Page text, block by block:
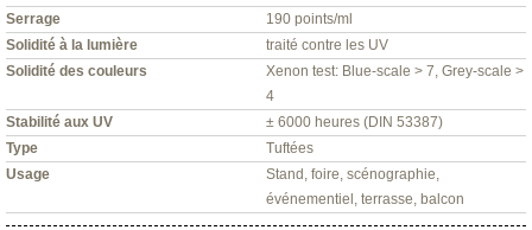
Serrage
190 points/ml
Solidité à la lumière
traité contre les UV
Solidité des couleurs
Xenon test: Blue-scale > 7, Grey-scale >
4
Stabilité aux UV
± 6000 heures (DIN 53387)
Type
Tuftées
Usage
Stand, foire, scénographie,
événementiel, terrasse, balcon